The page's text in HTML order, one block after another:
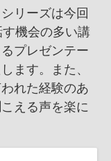
リーズは今回
機会の多い講
プレゼンテー
ます。また、
れた経験のあ
える声を楽に